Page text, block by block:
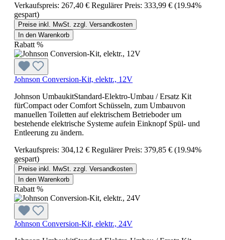
Verkaufspreis: 267,40 € Regulärer Preis: 333,99 € (19.94%
gespart)
Preise inkl. MwSt. zzgl. Versandkosten
In den Warenkorb
Rabatt %
Johnson Conversion-Kit, elektr., 12V
Johnson UmbaukitStandard-Elektro-Umbau / Ersatz Kit
fürCompact oder Comfort Schüsseln, zum Umbauvon
manuellen Toiletten auf elektrischem Betrieboder um
bestehende elektrische Systeme aufein Einknopf Spül- und
Entleerung zu ändern.
Verkaufspreis: 304,12 € Regulärer Preis: 379,85 € (19.94%
gespart)
Preise inkl. MwSt. zzgl. Versandkosten
In den Warenkorb
Rabatt %
Johnson Conversion-Kit, elektr., 24V